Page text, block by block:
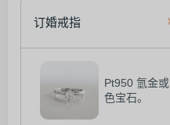
订婚戒指
Pt950 氫金
色宝石。